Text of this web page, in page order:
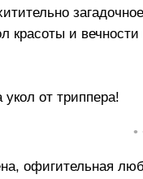
и вечности
от триппера!
•
офигительная